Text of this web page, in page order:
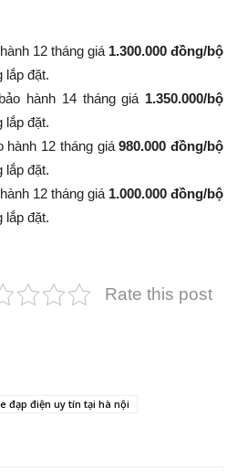
12 tháng giá 1.300.000 đồng/bộ
lắp đặt.
hành 14 tháng giá 1.350.000/bộ
lắp đặt.
hành 12 tháng giá980.000 đồng/bộ
lắp đặt.
12 tháng giá 1.000.000 đồng/bộ
lắp đặt.
Rate this post
đạp điện uy tín tại hà nội